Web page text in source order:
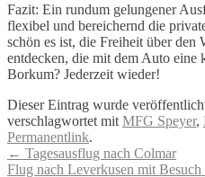
Fazit: Ein rundum gelungener
flexibel und bereichernd die
schön es ist, die Freiheit über den
entdecken, die mit dem Auto eine
Borkum? Jederzeit wieder!
Dieser Eintrag wurde
verschlagwortet mit MFG Speyer,
Permanentlink.
Artikel-
← Tagesausflug nach Colmar
Flug nach Leverkusen mit